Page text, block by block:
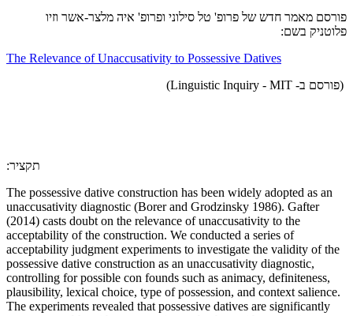
פורסם מאמר חדש של פרופ' טל סילוני ופרופ' איה מלצר-אשר וזיו
פלוטניק בשם:
The Relevance of Unaccusativity to Possessive Datives
(פורסם ב- Linguistic Inquiry - MIT)
:תקציר
The possessive dative construction has been widely adopted as an
unaccusativity diagnostic (Borer and Grodzinsky 1986). Gafter
(2014) casts doubt on the relevance of unaccusativity to the
acceptability of the construction. We conducted a series of
acceptability judgment experiments to investigate the validity of the
possessive dative construction as an unaccusativity diagnostic,
controlling for possible con founds such as animacy, definiteness,
plausibility, lexical choice, type of possession, and context salience.
The experiments revealed that possessive datives are significantly